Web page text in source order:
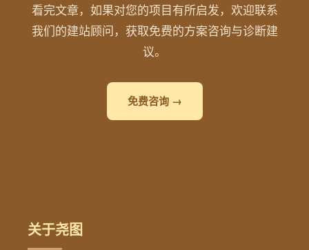
看完文章，如果对您的项目有所启发，欢迎联系
我们的建站顾问，获取免费的方案咨询与诊断建
议。
免费咨询 →
关于尧图